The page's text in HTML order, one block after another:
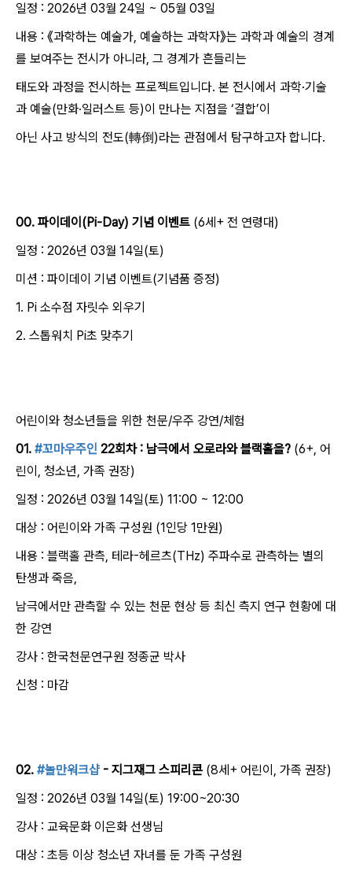
일정 : 2026년 03월 24일 ~ 05월 03일
내용 : 《과학하는 예술가, 예술하는 과학자》는 과학과 예술의 경계
를 보여주는 전시가 아니라, 그 경계가 흔들리는
태도와 과정을 전시하는 프로젝트입니다. 본 전시에서 과학·기술
과 예술(만화·일러스트 등)이 만나는 지점을 ‘결합’이
아닌 사고 방식의 전도(轉倒)라는 관점에서 탐구하고자 합니다.
00. 파이데이(Pi-Day) 기념 이벤트 (6세+ 전 연령대)
일정 : 2026년 03월 14일(토)
미션 : 파이데이 기념 이벤트(기념품 증정)
1. Pi 소수점 자릿수 외우기
2. 스톱워치 Pi초 맞추기
어린이와 청소년들을 위한 천문/우주 강연/체험
01. #꼬마우주인 22회차 : 남극에서 오로라와 블랙홀을? (6+, 어
린이, 청소년, 가족 권장)
일정 : 2026년 03월 14일(토) 11:00 ~ 12:00
대상 : 어린이와 가족 구성원 (1인당 1만원)
내용 : 블랙홀 관측, 테라-헤르츠(THz) 주파수로 관측하는 별의
탄생과 죽음,
남극에서만 관측할 수 있는 천문 현상 등 최신 측지 연구 현황에 대
한 강연
강사 : 한국천문연구원 정종균 박사
신청 : 마감
02. #놀만워크샵 - 지그재그 스피리콘 (8세+ 어린이, 가족 권장)
일정 : 2026년 03월 14일(토) 19:00~20:30
강사 : 교육문화 이은화 선생님
대상 : 초등 이상 청소년 자녀를 둔 가족 구성원